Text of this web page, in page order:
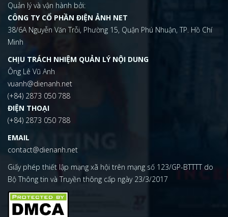
Quản lý và vận hành bởi:
CÔNG TY CỔ PHẦN ĐIỆN ẢNH NET
38/6A Nguyễn Văn Trỗi, Phường 15, Quận Phú Nhuận, TP. Hồ Chí
Minh
CHỊU TRÁCH NHIỆM QUẢN LÝ NỘI DUNG
Ông Lê Vũ Anh
vuanh@dienanh.net
(+84) 2873 050 788
ĐIỆN THOẠI
(+84) 2873 050 788
EMAIL
contact@dienanh.net
Giấy phép thiết lập mạng xã hội trên mạng số 123/GP-BTTTT do
Bộ Thông tin và Truyền thông cấp ngày 23/3/2017